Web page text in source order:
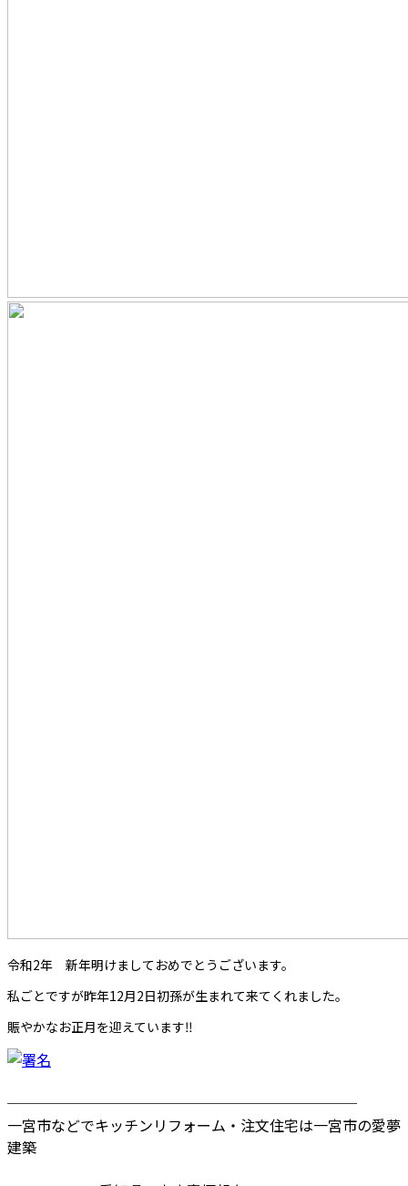
令和2年 新年明けましておめでとうございます。
私ごとですが昨年12月2日初孫が生まれて来てくれました。
賑やかなお正月を迎えています‼️
────────────────────────
一宮市などでキッチンリフォーム・注文住宅は一宮市の愛夢
建築